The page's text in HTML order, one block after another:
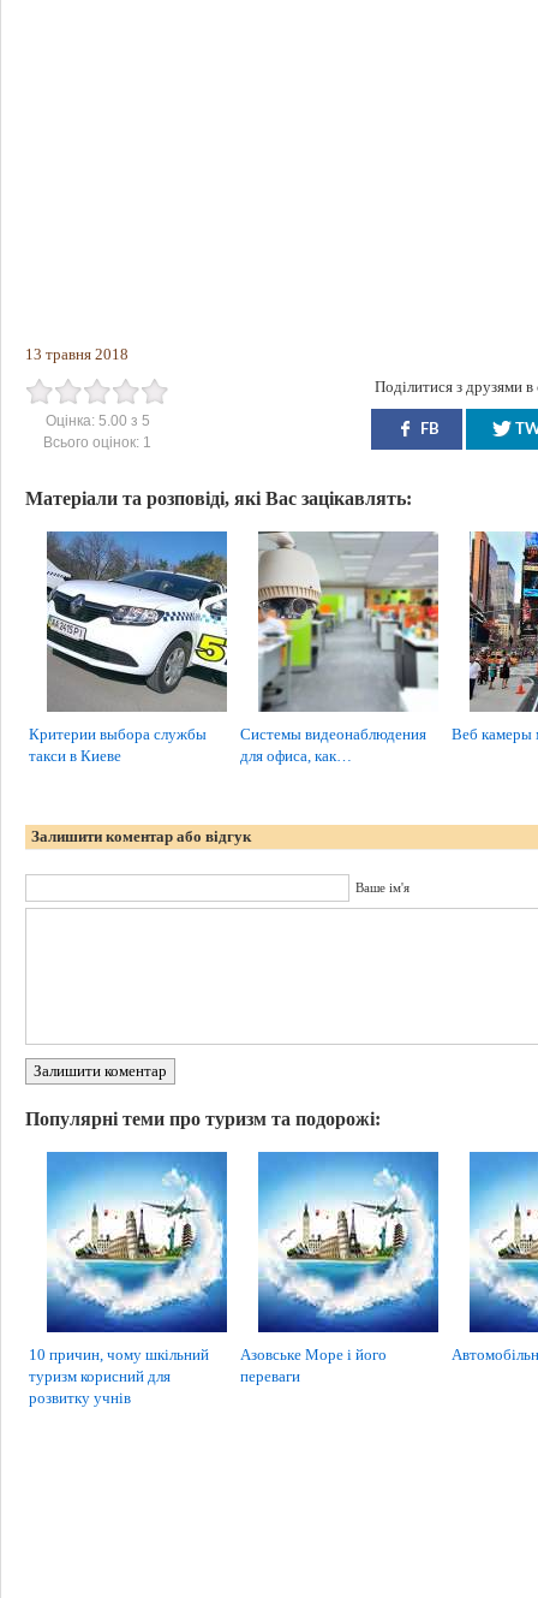
13 травня 2018
Оцінка: 5.00 з 5
Всього оцінок: 1
Поділитися з друзями
FB
Матеріали та розповіді, які Вас зацікавлять:
Критерии выбора службы
такси в Киеве
Системы видеонаблюдения
для офиса, как…
Веб камеры
Залишити коментар або відгук
Ваше ім'я
Залишити коментар
Популярні теми про туризм та подорожі:
10 причин, чому шкільний
туризм корисний для
розвитку учнів
Азовське Море і його
переваги